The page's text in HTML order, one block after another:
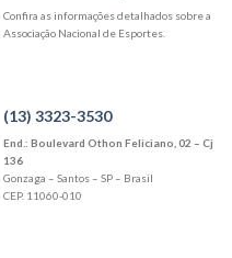
Confira as informações detalhados sobre a
Associação Nacional de Esportes.
(13) 3323-3530
End.: Boulevard Othon Feliciano, 02 – Cj
136
Gonzaga – Santos – SP – Brasil
CEP. 11060-010